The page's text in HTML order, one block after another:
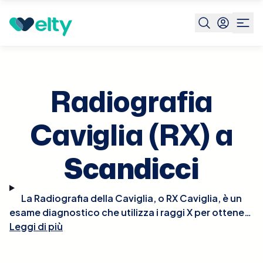
Prenota visita Scandicci
Radiografia
Caviglia (RX) a
Scandicci
La Radiografia della Caviglia, o RX Caviglia, è un
esame diagnostico che utilizza i raggi X per ottenere
immagini chiare delle strutture ossee della caviglia.
Leggi di più